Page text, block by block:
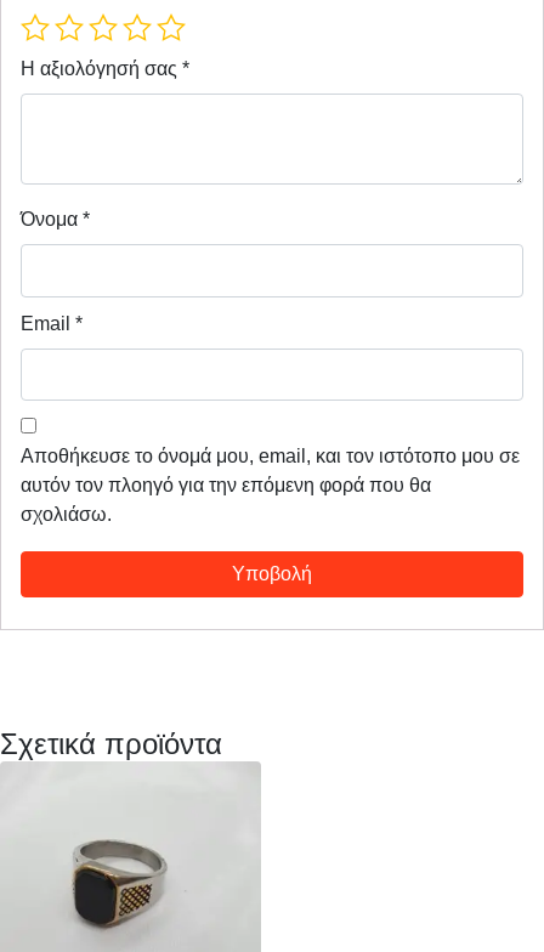
Η αξιολόγησή σας *
Όνομα *
Email *
Αποθήκευσε το όνομά μου, email, και τον ιστότοπο μου σε
αυτόν τον πλοηγό για την επόμενη φορά που θα
σχολιάσω.
Σχετικά προϊόντα